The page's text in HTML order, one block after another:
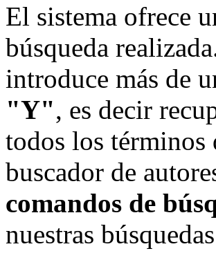
El sistema ofrece
búsqueda
introduce más de
"Y", es decir
todos los términos
buscador de
comandos de
nuestras